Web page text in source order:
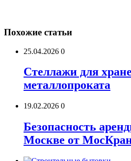
Похожие статьи
25.04.2026 0
Стеллажи для
металлопроката
19.02.2026 0
Безопасность
Москве от